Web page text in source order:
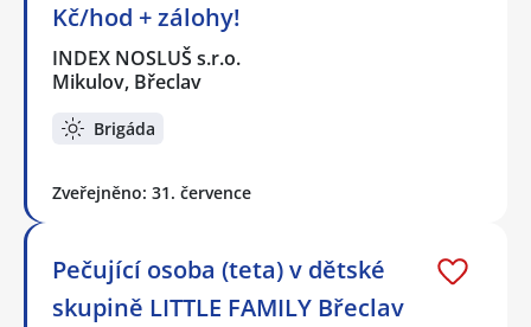
Kč/hod + zálohy!
INDEX NOSLUŠ s.r.o.
Mikulov, Břeclav
Brigáda
Zveřejněno: 31. července
Pečující osoba (teta) v dětské
skupině LITTLE FAMILY Břeclav